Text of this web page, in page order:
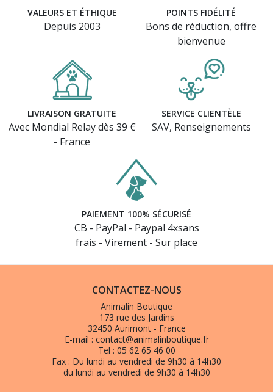
VALEURS ET ÉTHIQUE
Depuis 2003
POINTS FIDÉLITÉ
Bons de réduction, offre
bienvenue
LIVRAISON GRATUITE
Avec Mondial Relay dès 39 €
- France
SERVICE CLIENTÈLE
SAV, Renseignements
PAIEMENT 100% SÉCURISÉ
CB - PayPal - Paypal 4xsans
frais - Virement - Sur place
CONTACTEZ-NOUS
Animalin Boutique
173 rue des Jardins
32450 Aurimont - France
E-mail : contact@animalinboutique.fr
Tel : 05 62 65 46 00
Fax : Du lundi au vendredi de 9h30 à 14h30
du lundi au vendredi de 9h30 à 14h30